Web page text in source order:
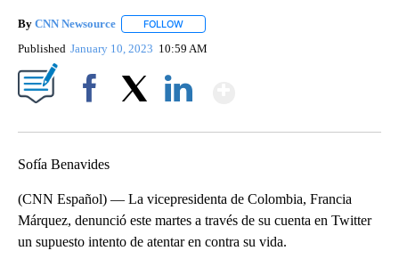
By CNN Newsource FOLLOW
Published January 10, 2023 10:59 AM
Sofía Benavides
(CNN Español) — La vicepresidenta de Colombia, Francia
Márquez, denunció este martes a través de su cuenta en Twitter
un supuesto intento de atentar en contra su vida.